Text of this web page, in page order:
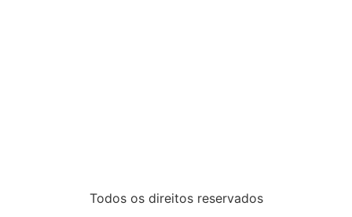
Todos os direitos reservados